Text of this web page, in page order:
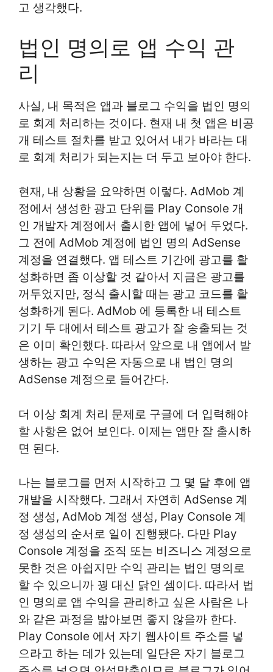
고 생각했다.
법인 명의로 앱 수익 관
리
사실, 내 목적은 앱과 블로그 수익을 법인 명의
로 회계 처리하는 것이다. 현재 내 첫 앱은 비공
개 테스트 절차를 받고 있어서 내가 바라는 대
로 회계 처리가 되는지는 더 두고 보아야 한다.
현재, 내 상황을 요약하면 이렇다. AdMob 계
정에서 생성한 광고 단위를 Play Console 개
인 개발자 계정에서 출시한 앱에 넣어 두었다.
그 전에 AdMob 계정에 법인 명의 AdSense
계정을 연결했다. 앱 테스트 기간에 광고를 활
성화하면 좀 이상할 것 같아서 지금은 광고를
꺼두었지만, 정식 출시할 때는 광고 코드를 활
성화하게 된다. AdMob 에 등록한 내 테스트
기기 두 대에서 테스트 광고가 잘 송출되는 것
은 이미 확인했다. 따라서 앞으로 내 앱에서 발
생하는 광고 수익은 자동으로 내 법인 명의
AdSense 계정으로 들어간다.
더 이상 회계 처리 문제로 구글에 더 입력해야
할 사항은 없어 보인다. 이제는 앱만 잘 출시하
면 된다.
나는 블로그를 먼저 시작하고 그 몇 달 후에 앱
개발을 시작했다. 그래서 자연히 AdSense 계
정 생성, AdMob 계정 생성, Play Console 계
정 생성의 순서로 일이 진행됐다. 다만 Play
Console 계정을 조직 또는 비즈니스 계정으로
못한 것은 아쉽지만 수익 관리는 법인 명의로
할 수 있으니까 꿩 대신 닭인 셈이다. 따라서 법
인 명의로 앱 수익을 관리하고 싶은 사람은 나
와 같은 과정을 밟아보면 좋지 않을까 한다.
Play Console 에서 자기 웹사이트 주소를 넣
으라고 하는 데가 있는데 일단은 자기 블로그